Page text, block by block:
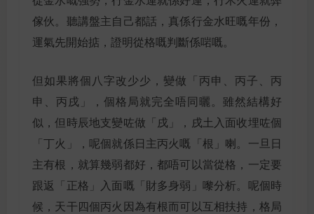
傢伙。聽講盤主自己都話，真係行金水旺嘅年份，
運氣先開始掂，證明從格嘅判斷係啱嘅。
但如果將個八字改少少，變做「丙申、丙子、丙
申、丙戌」，個格局就完全唔同曬。雖然結構好
似，但時辰地支變咗做「戌」，戌土入面收埋咗個
「丁火」，呢個就係日主丙火嘅「根」喇。一旦日
主有根，就算幾弱都好，都唔可以當從格，一定要
跟返「正格」入面嘅「財多身弱」嚟分析。呢個時
候，天干四個丙火因為有根而可以互相扶持，格局